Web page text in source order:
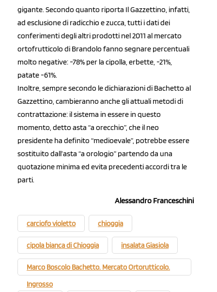
gigante. Secondo quanto riporta Il Gazzettino, infatti,
ad esclusione di radicchio e zucca, tutti i dati dei
conferimenti degli altri prodotti nel 2011 al mercato
ortofrutticolo di Brandolo fanno segnare percentuali
molto negative: -78% per la cipolla, erbette, -21%,
patate -61%.
Inoltre, sempre secondo le dichiarazioni di Bachetto al
Gazzettino, cambieranno anche gli attuali metodi di
contrattazione: il sistema in essere in questo
momento, detto asta “a orecchio”, che il neo
presidente ha definito “medioevale”, potrebbe essere
sostituito dall’asta “a orologio” partendo da una
quotazione minima ed evita precedenti accordi tra le
parti.
Alessandro Franceschini
carciofo violetto chioggia
cipola bianca di Chioggia insalata Giasiola
Marco Boscolo Bachetto. Mercato Ortorutticolo.
Ingrosso